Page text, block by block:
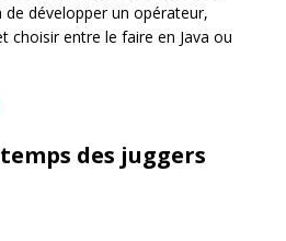
développer un opérateur,
choisir entre le faire en Java ou
des juggers